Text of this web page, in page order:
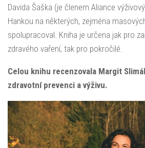
Davida Šaška (je členem Aliance
Hankou na některých, zejména
spolupracoval. Kniha je určena jak pro
zdravého vaření, tak pro pokročilé.
Celou knihu recenzovala Margit
zdravotní prevenci a výživu.